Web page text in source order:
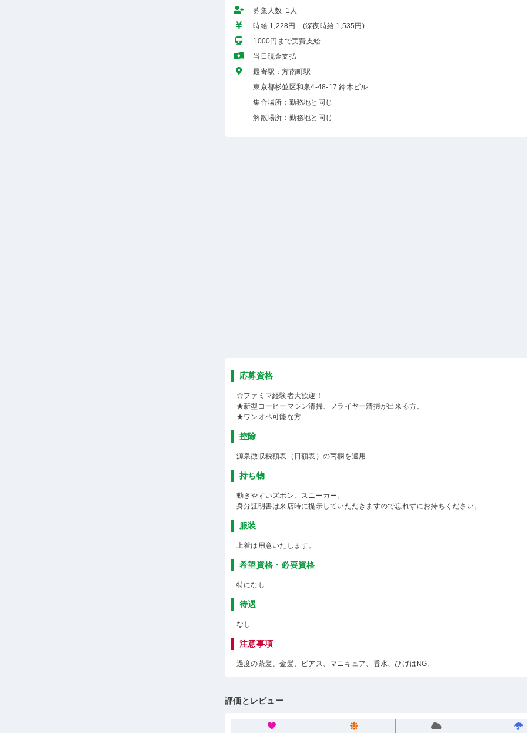
募集人数 1人
時給 1,228円 (深夜時給 1,535円)
1000円まで実費支給
当日現金支払
最寄駅：方南町駅
東京都杉並区和泉4-48-17 鈴木ビル
集合場所：勤務地と同じ
解散場所：勤務地と同じ
応募資格
☆ファミマ経験者大歓迎！
★新型コーヒーマシン清掃、フライヤー清掃が出来る方。
★ワンオペ可能な方
控除
源泉徴収税額表（日額表）の丙欄を適用
持ち物
動きやすいズボン、スニーカー。
身分証明書は来店時に提示していただきますので忘れずにお持ちください。
服装
上着は用意いたします。
希望資格・必要資格
特になし
待遇
なし
注意事項
過度の茶髪、金髪、ピアス、マニキュア、香水、ひげはNG。
評価とレビュー